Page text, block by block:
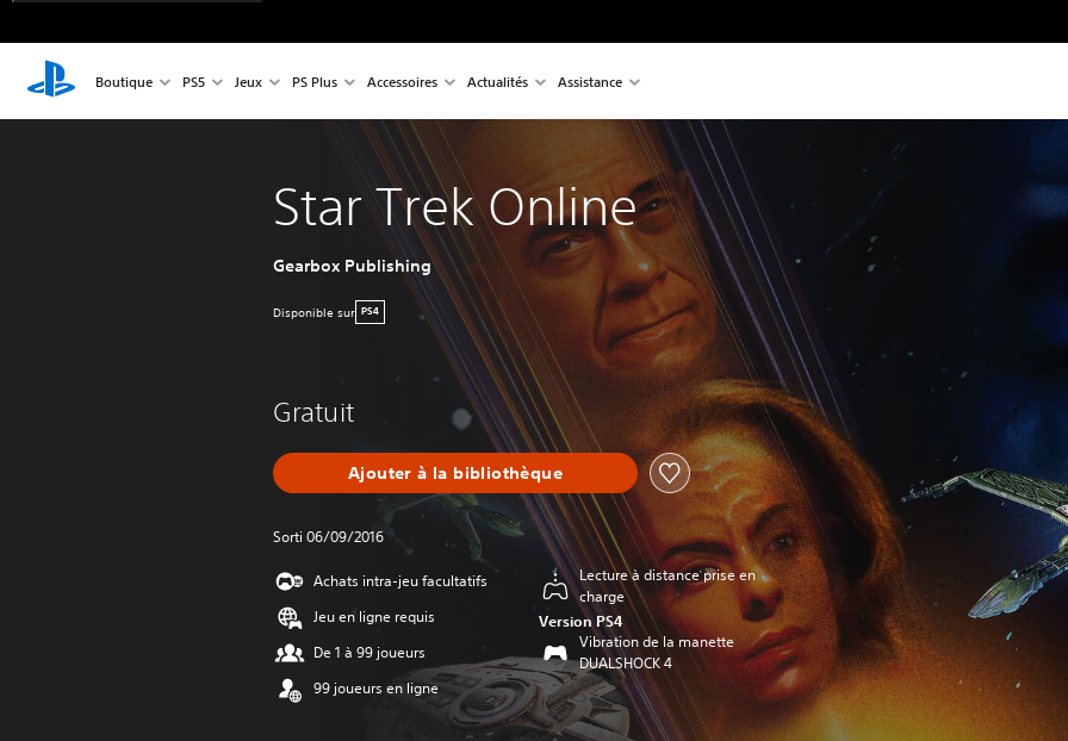
Boutique PS5 Jeux PS Plus Accessoires Actualités Assistance
Star Trek Online
Gearbox Publishing
Disponible sur PS4
Gratuit
Ajouter à la bibliothèque
Sorti 06/09/2016
Achats intra-jeu facultatifs
Jeu en ligne requis
De 1 à 99 joueurs
99 joueurs en ligne
Lecture à distance prise en
charge
Version PS4
Vibration de la manette
DUALSHOCK 4